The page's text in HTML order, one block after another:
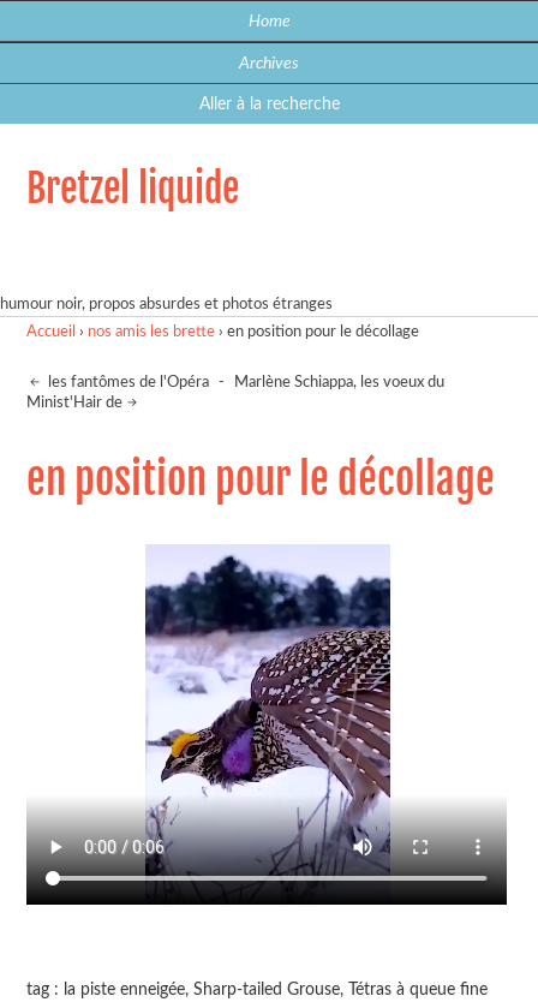
Home
Archives
Aller à la recherche
Bretzel liquide
humour noir, propos absurdes et photos étranges
Accueil › nos amis les brette ›en position pour le décollage
les fantômes de l'Opéra -
Marlène Schiappa, les voeux du
Minist'Hair de
en position pour le décollage
tag : la piste enneigée, Sharp-tailed Grouse, Tétras à queue fine